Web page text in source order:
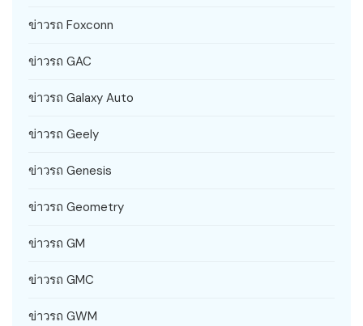
ข่าวรถ Foxconn
ข่าวรถ GAC
ข่าวรถ Galaxy Auto
ข่าวรถ Geely
ข่าวรถ Genesis
ข่าวรถ Geometry
ข่าวรถ GM
ข่าวรถ GMC
ข่าวรถ GWM